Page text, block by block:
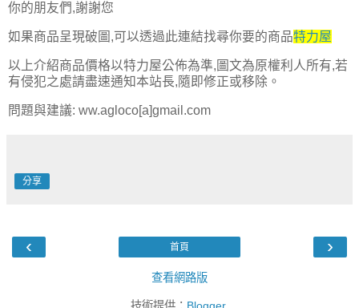
你的朋友們,謝謝您
如果商品呈現破圖,可以透過此連結找尋你要的商品特力屋
以上介紹商品價格以特力屋公佈為準,圖文為原權利人所有,若
有侵犯之處請盡速通知本站長,隨即修正或移除。
問題與建議: ww.agloco[a]gmail.com
分享
‹ ›
首頁
查看網路版